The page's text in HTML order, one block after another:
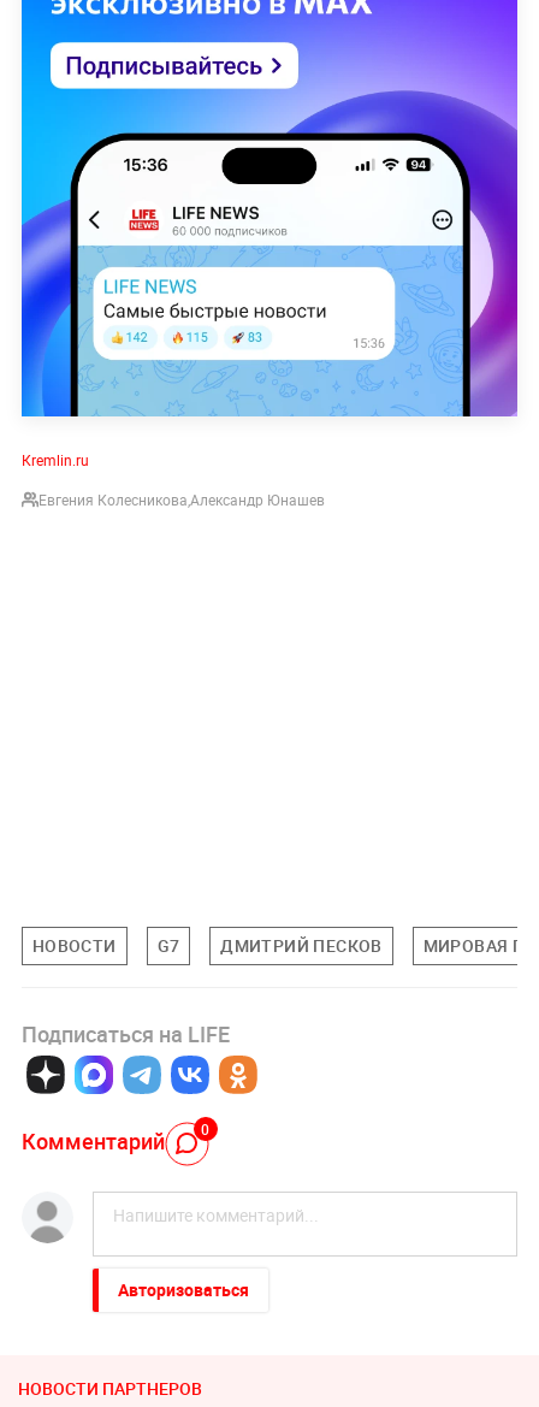
Кremlin.ru
Евгения Колесникова,Александр Юнашев
НОВОСТИ G7 ДМИТРИЙ ПЕСКОВ МИРОВАЯ
Подписаться на LIFE
Комментарий 0
Авторизоваться
НОВОСТИ ПАРТНЕРОВ